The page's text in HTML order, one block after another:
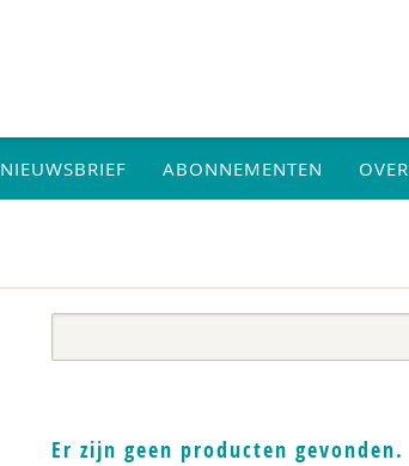
NIEUWSBRIEF ABONNEMENTEN OVER
Er zijn geen producten gevonden.